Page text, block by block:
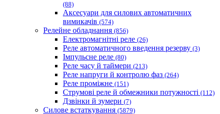
(88)
Аксесуари для силових автоматичних
вимикачів (574)
Релейне обладнання (856)
Електромагнітні реле (26)
Реле автоматичного введення резерву (3)
Імпульсне реле (80)
Реле часу й таймери (213)
Реле напруги й контролю фаз (264)
Реле проміжне (151)
Струмові реле й обмежники потужності (112)
Дзвінки й зумери (7)
Силове встаткування (5879)